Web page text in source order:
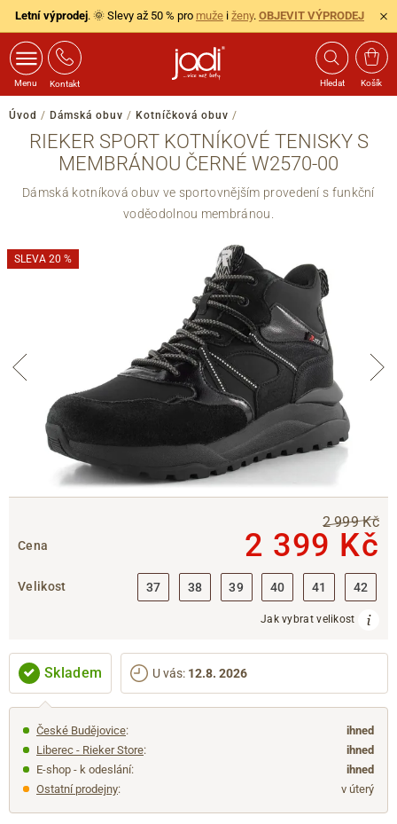
Letní výprodej. 🌞 Slevy až 50 % pro muže i ženy. OBJEVIT VÝPRODEJ
Menu Kontakt Hledat Košík
Úvod / Dámská obuv / Kotníčková obuv /
RIEKER SPORT KOTNÍKOVÉ TENISKY S
MEMBRÁNOU ČERNÉ W2570-00
Dámská kotníková obuv ve sportovnějším provedení s funkční
voděodolnou membránou.
SLEVA 20 %
Cena
2 999 Kč
2 399 Kč
Velikost 37 38 39 40 41 42
Jak vybrat velikost
Skladem U vás: 12.8. 2026
České Budějovice:
ihned
Liberec - Rieker Store:
ihned
E-shop - k odeslání:
ihned
Ostatní prodejny: v úterý